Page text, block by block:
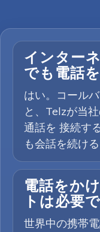
インター
でも電話
はい。コール
と、Telzが当
通話を 接続す
も会話を続け
電話をか
トは必要
世界中の携帯